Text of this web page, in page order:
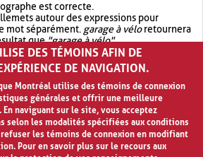
est correcte.
autour des expressions pour
mot séparément. garage à véloretournera
que"garage à vélo".
votre recherche avec OR.garage OR vélo
plus de résultat quegarage à vélo
DES TÉMOINS AFIN DE
DE NAVIGATION.
Montréal utilise des témoins de connexion
générales et offrir une meilleure
naviguant sur le site, vous acceptez
selon les modalités spécifiées aux conditions
les témoins de connexion en modifiant
Pour en savoir plus sur le recours aux